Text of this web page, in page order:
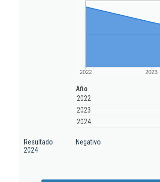
2022 2023
Año
2022
2023
2024
Resultado
2024
Negativo